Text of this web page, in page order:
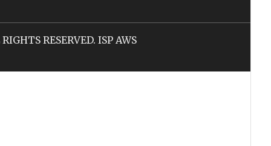
RESERVED. ISP AWS